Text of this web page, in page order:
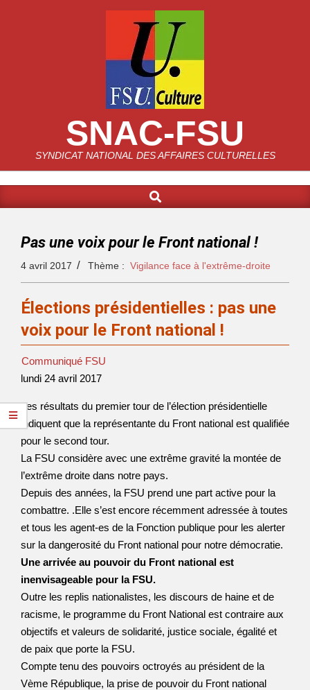
SNAC-FSU
SYNDICAT NATIONAL DES AFFAIRES CULTURELLES
Pas une voix pour le Front national !
4 avril 2017 Thème : Vigilance face à l'extrême-droite
Élections présidentielles : pas une
voix pour le Front national !
Communiqué FSU
lundi 24 avril 2017
Les résultats du premier tour de l’élection présidentielle
indiquent que la représentante du Front national est qualifiée
pour le second tour.
La FSU considère avec une extrême gravité la montée de
l’extrême droite dans notre pays.
Depuis des années, la FSU prend une part active pour la
combattre. .Elle s’est encore récemment adressée à toutes
et tous les agent-es de la Fonction publique pour les alerter
sur la dangerosité du Front national pour notre démocratie.
Une arrivée au pouvoir du Front national est
inenvisageable pour la FSU.
Outre les replis nationalistes, les discours de haine et de
racisme, le programme du Front National est contraire aux
objectifs et valeurs de solidarité, justice sociale, égalité et
de paix que porte la FSU.
Compte tenu des pouvoirs octroyés au président de la
Vème République, la prise de pouvoir du Front national